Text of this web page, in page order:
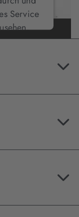
Service